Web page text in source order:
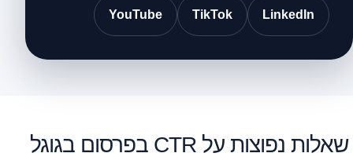
LinkedIn
TikTok
YouTube
שאלות נפוצות על CTR בפרסום בגוגל